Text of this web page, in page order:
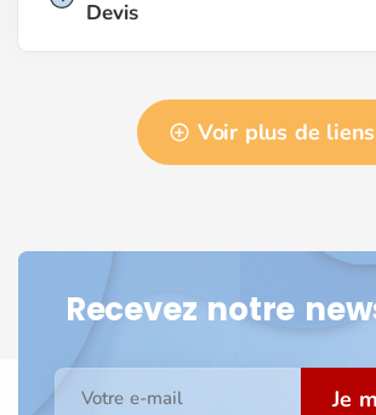
Devis
Voir plus de liens
Recevez notre
Votre e-mail Je